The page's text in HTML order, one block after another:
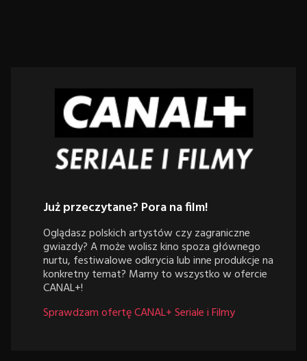
Już przeczytane? Pora na film!
Oglądasz polskich artystów czy zagraniczne
gwiazdy? A może wolisz kino spoza głównego
nurtu, festiwalowe odkrycia lub inne produkcje na
konkretny temat? Mamy to wszystko w ofercie
CANAL+!
Sprawdzam ofertę CANAL+ Seriale i Filmy